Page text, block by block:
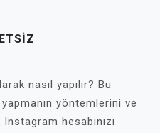
nasıl yapılır? Bu
yöntemlerini ve
hesabınızı